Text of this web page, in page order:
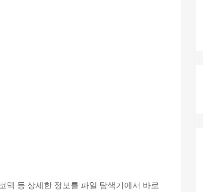
덱 등 상세한 정보를 파일 탐색기에서 바로